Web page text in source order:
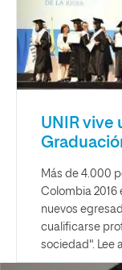
UNIR vive
Más de 4.000
Colombia 2016
nuevos
cualificarse
sociedad". Lee